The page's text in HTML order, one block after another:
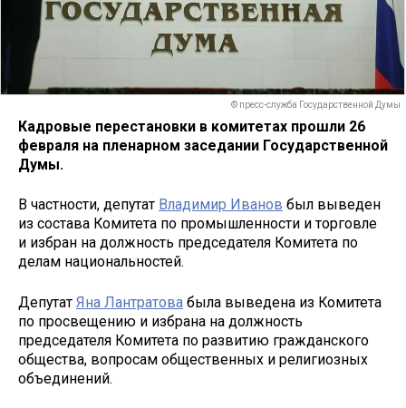
© пресс-служба Государственной Думы
Кадровые перестановки в комитетах прошли 26
февраля на пленарном заседании Государственной
Думы.
В частности, депутат Владимир Иванов был выведен
из состава Комитета по промышленности и торговле
и избран на должность председателя Комитета по
делам национальностей.
Депутат Яна Лантратова была выведена из Комитета
по просвещению и избрана на должность
председателя Комитета по развитию гражданского
общества, вопросам общественных и религиозных
объединений.